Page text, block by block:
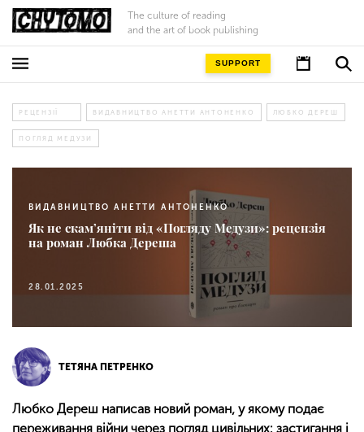
The culture of reading
and the art of book publishing
SUPPORT
РЕЦЕНЗІЇ ВИДАВНИЦТВО АНЕТТИ АНТОНЕНКО ЛЮБКО ДЕРЕШ
ПОГЛЯД МЕДУЗИ
ВИДАВНИЦТВО АНЕТТИ АНТОНЕНКО
Як не скам’яніти від «Погляду Медузи»: рецензія
на роман Любка Дереша
28.01.2025
ТЕТЯНА ПЕТРЕНКО
Любко Дереш написав новий роман, у якому подає
переживання війни через погляд цивільних: застигання і